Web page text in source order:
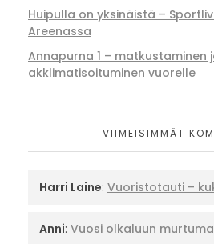
Huipulla on yksinäistä –
Areenassa
Annapurna 1 – matkustaminen
akklimatisoituminen vuorelle
VIIMEISIMMÄT
Harri Laine: Vuoristotauti –
Anni: Vuosi olkaluun